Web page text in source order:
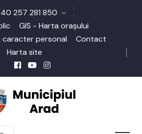
257 281 850
GIS - Harta orașului
caracter personal
Contact
Harta site